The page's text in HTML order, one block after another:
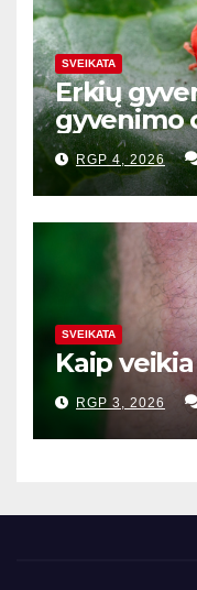
SVEIKATA
Erkių
gyvenimo
RGP 4, 2026
SVEIKATA
Kaip
RGP 3, 2026